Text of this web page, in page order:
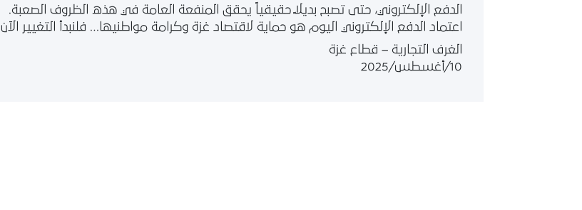
الدفع الإلكتروني، حتى تصبح بديلاً حقيقياً يحقق المنفعة العامة في هذه الظروف الصعبة.
اعتماد الدفع الإلكتروني اليوم هو حماية لاقتصاد غزة وكرامة مواطنيها… فلنبدأ التغيير الآن
الغرف التجارية – قطاع غزة
10/أغسطس/2025